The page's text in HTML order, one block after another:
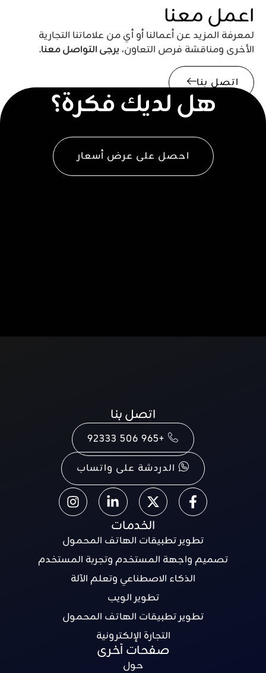
اعمل معنا
لمعرفة المزيد عن أعمالنا أو أي من علاماتنا التجارية
الأخرى ومناقشة فرص التعاون، يرجى التواصل معنا.
اتصل بنا
هل لديك فكرة؟
احصل على عرض أسعار
اتصل بنا
+965 506 92333
الدردشة على واتساب
الخدمات
تطوير تطبيقات الهاتف المحمول
تصميم واجهة المستخدم وتجربة المستخدم
الذكاء الاصطناعي وتعلم الآلة
تطوير الويب
تطوير تطبيقات الهاتف المحمول
التجارة الإلكترونية
صفحات أخرى
حول